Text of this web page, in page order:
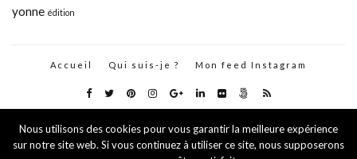
yonne édition
Accueil Qui suis-je ? Mon feed Instagram
Stephanie Guillaume
Nous utilisons des cookies pour vous garantir la meilleure expérience
sur notre site web. Si vous continuez à utiliser ce site, nous supposerons